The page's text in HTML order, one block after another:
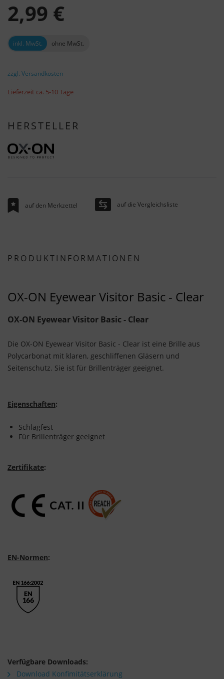
2,99 €
inkl. MwSt. ohne MwSt.
zzgl. Versandkosten
Lieferzeit ca. 5-10 Tage
HERSTELLER
auf den Merkzettel auf die Vergleichsliste
PRODUKTINFORMATIONEN
OX-ON Eyewear Visitor Basic - Clear
OX-ON Eyewear Visitor Basic - Clear
Die OX-ON Eyewear Visitor Basic - Clear ist eine Brille aus
Polycarbonat mit klaren, geschliffenen Gläsern und
Seitenschutz. Sie ist für Brillenträger geeignet.
Eigenschaften:
Schlagfest
Für Brillenträger geeignet
Zertifikate:
EN-Normen:
Verfügbare Downloads:
Download Konfimitätserklärung